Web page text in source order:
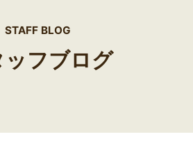
STAFF BLOG
ッフブログ